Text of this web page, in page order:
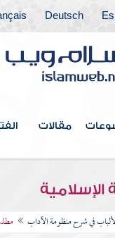
Deutsch
مقالات
الإسلامية
في شرح منظومة الآداب
بين المهابة والكبر
على الخلق قسمان وفيه
الذي لا يدخل صاحبه